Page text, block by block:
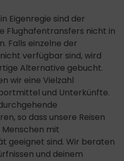
Eigenregie sind der
Flughafentransfers nicht in
Falls einzelne der
verfügbar sind, wird
Alternative gebucht.
wir eine Vielzahl
und Unterkünfte.
so dass unsere Reisen
mit
geeignet sind. Wir beraten
und deinem